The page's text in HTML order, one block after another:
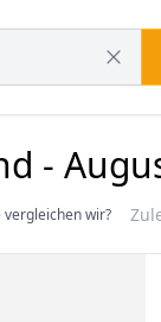
-
vergleichen wir?